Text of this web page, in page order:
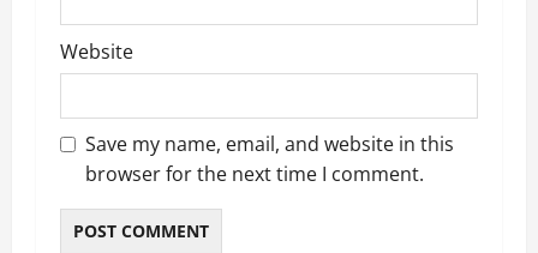
Website
Save my name, email, and website in this
browser for the next time I comment.